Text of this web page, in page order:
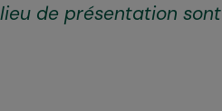
de présentation sont